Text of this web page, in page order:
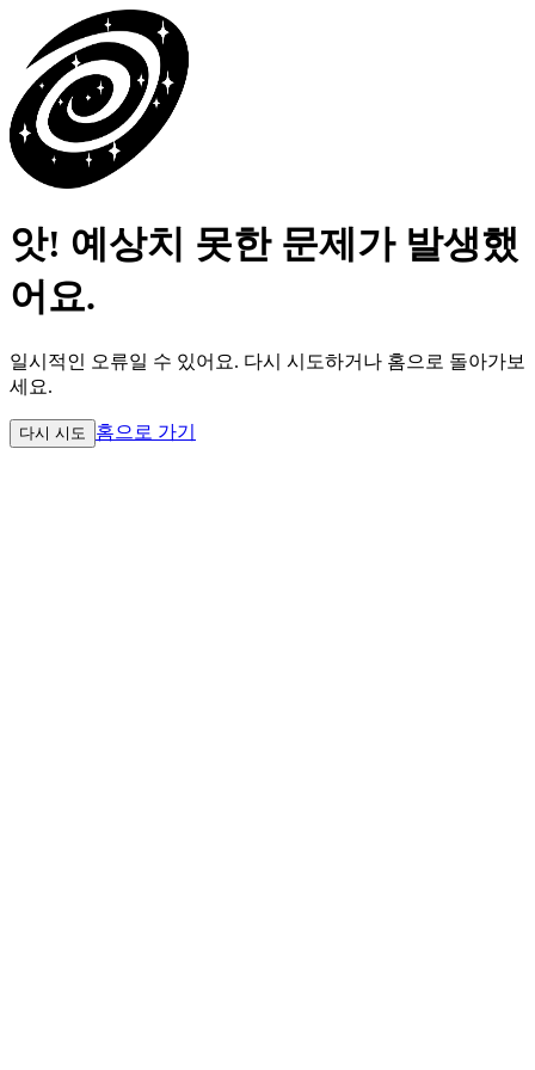
앗! 예상치 못한 문제가 발생했
어요.
일시적인 오류일 수 있어요. 다시 시도하거나 홈으로 돌아가보
세요.
다시 시도 홈으로 가기